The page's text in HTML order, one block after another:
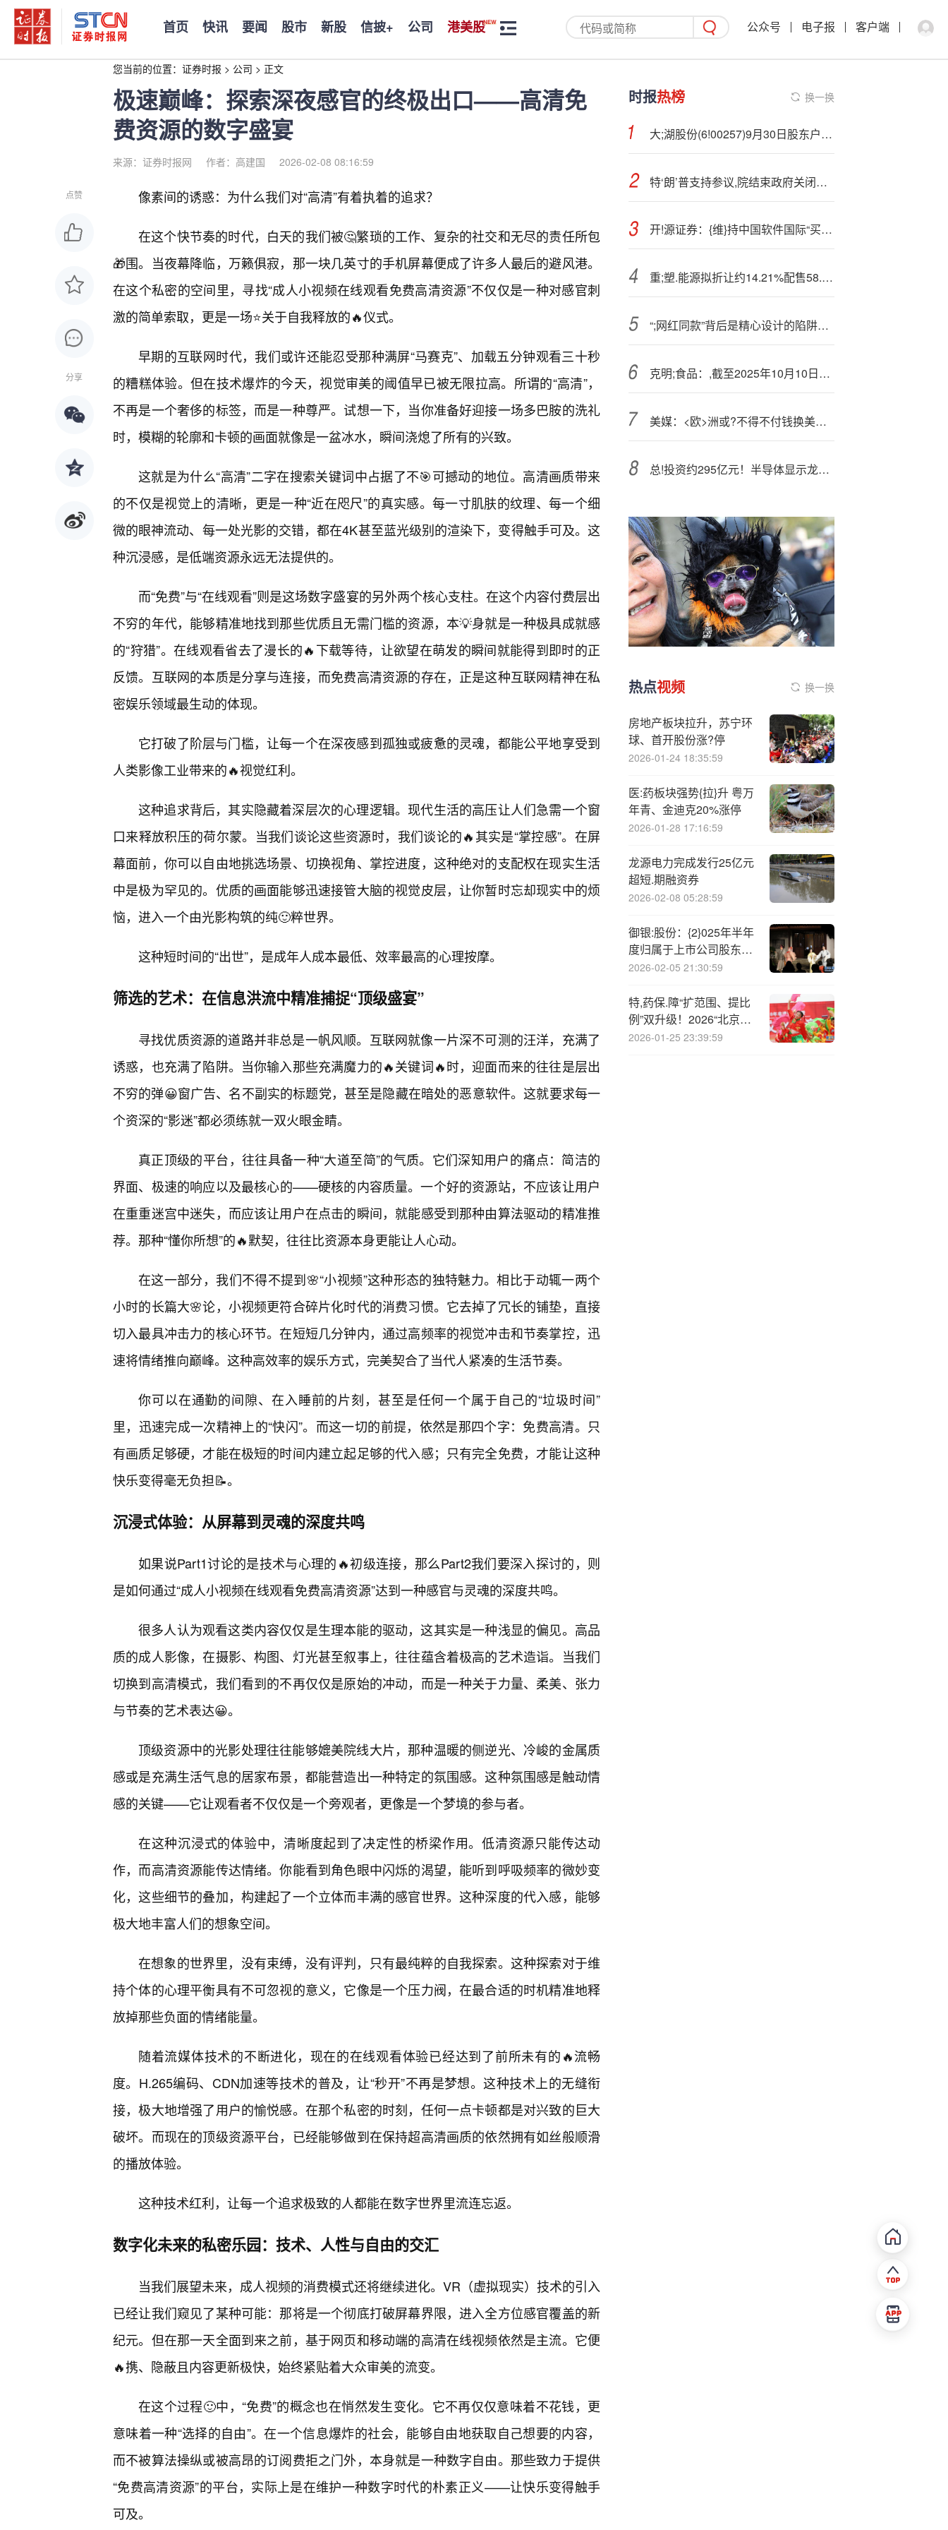
首页 快讯 要闻 股市 新股 信披+ 公司 港美股 公众号 电子报 客户端
您当前的位置： 证券时报 > 公司 > 正文
极速巅峰：探索深夜感官的终极出口——高清免
费资源的数字盛宴
来源：证券时报网 作者：高建国 2026-02-08 08:16:59
点赞
分享
像素间的诱惑：为什么我们对“高清”有着执着的追求？
在这个快节奏的时代，白天的我们被🤔繁琐的工作、复杂的社交和无尽的责任所包
🎁围。当夜幕降临，万籁俱寂，那一块几英寸的手机屏幕便成了许多人最后的避风港。
在这个私密的空间里，寻找“成人小视频在线观看免费高清资源”不仅仅是一种对感官刺
激的简单索取，更是一场⭐关于自我释放的🔥仪式。
早期的互联网时代，我们或许还能忍受那种满屏“马赛克”、加载五分钟观看三十秒
的糟糕体验。但在技术爆炸的今天，视觉审美的阈值早已被无限拉高。所谓的“高清”，
不再是一个奢侈的标签，而是一种尊严。试想一下，当你准备好迎接一场多巴胺的洗礼
时，模糊的轮廓和卡顿的画面就像是一盆冰水，瞬间浇熄了所有的兴致。
这就是为什么“高清”二字在搜索关键词中占据了不🎯可撼动的地位。高清画质带来
的不仅是视觉上的清晰，更是一种“近在咫尺”的真实感。每一寸肌肤的纹理、每一个细
微的眼神流动、每一处光影的交错，都在4K甚至蓝光级别的渲染下，变得触手可及。这
种沉浸感，是低端资源永远无法提供的。
而“免费”与“在线观看”则是这场数字盛宴的另外两个核心支柱。在这个内容付费层出
不穷的年代，能够精准地找到那些优质且无需门槛的资源，本💡身就是一种极具成就感
的“狩猎”。在线观看省去了漫长的🔥下载等待，让欲望在萌发的瞬间就能得到即时的正
反馈。互联网的本质是分享与连接，而免费高清资源的存在，正是这种互联网精神在私
密娱乐领域最生动的体现。
它打破了阶层与门槛，让每一个在深夜感到孤独或疲惫的灵魂，都能公平地享受到
人类影像工业带来的🔥视觉红利。
这种追求背后，其实隐藏着深层次的心理逻辑。现代生活的高压让人们急需一个窗
口来释放积压的荷尔蒙。当我们谈论这些资源时，我们谈论的🔥其实是“掌控感”。在屏
幕面前，你可以自由地挑选场景、切换视角、掌控进度，这种绝对的支配权在现实生活
中是极为罕见的。优质的画面能够迅速接管大脑的视觉皮层，让你暂时忘却现实中的烦
恼，进入一个由光影构筑的纯🙂粹世界。
这种短时间的“出世”，是成年人成本最低、效率最高的心理按摩。
筛选的艺术：在信息洪流中精准捕捉“顶级盛宴”
寻找优质资源的道路并非总是一帆风顺。互联网就像一片深不可测的汪洋，充满了
诱惑，也充满了陷阱。当你输入那些充满魔力的🔥关键词🔥时，迎面而来的往往是层出
不穷的弹😀窗广告、名不副实的标题党，甚至是隐藏在暗处的恶意软件。这就要求每一
个资深的“影迷”都必须练就一双火眼金睛。
真正顶级的平台，往往具备一种“大道至简”的气质。它们深知用户的痛点：简洁的
界面、极速的响应以及最核心的——硬核的内容质量。一个好的资源站，不应该让用户
在重重迷宫中迷失，而应该让用户在点击的瞬间，就能感受到那种由算法驱动的精准推
荐。那种“懂你所想”的🔥默契，往往比资源本身更能让人心动。
在这一部分，我们不得不提到🌸“小视频”这种形态的独特魅力。相比于动辄一两个
小时的长篇大🌸论，小视频更符合碎片化时代的消费习惯。它去掉了冗长的铺垫，直接
切入最具冲击力的核心环节。在短短几分钟内，通过高频率的视觉冲击和节奏掌控，迅
速将情绪推向巅峰。这种高效率的娱乐方式，完美契合了当代人紧凑的生活节奏。
你可以在通勤的间隙、在入睡前的片刻，甚至是任何一个属于自己的“垃圾时间”
里，迅速完成一次精神上的“快闪”。而这一切的前提，依然是那四个字：免费高清。只
有画质足够硬，才能在极短的时间内建立起足够的代入感；只有完全免费，才能让这种
快乐变得毫无负担📝。
沉浸式体验：从屏幕到灵魂的深度共鸣
如果说Part1讨论的是技术与心理的🔥初级连接，那么Part2我们要深入探讨的，则
是如何通过“成人小视频在线观看免费高清资源”达到一种感官与灵魂的深度共鸣。
很多人认为观看这类内容仅仅是生理本能的驱动，这其实是一种浅显的偏见。高品
质的成人影像，在摄影、构图、灯光甚至叙事上，往往蕴含着极高的艺术造诣。当我们
切换到高清模式，我们看到的不再仅仅是原始的冲动，而是一种关于力量、柔美、张力
与节奏的艺术表达😀。
顶级资源中的光影处理往往能够媲美院线大片，那种温暖的侧逆光、冷峻的金属质
感或是充满生活气息的居家布景，都能营造出一种特定的氛围感。这种氛围感是触动情
感的关键——它让观看者不仅仅是一个旁观者，更像是一个梦境的参与者。
在这种沉浸式的体验中，清晰度起到了决定性的桥梁作用。低清资源只能传达动
作，而高清资源能传达情绪。你能看到角色眼中闪烁的渴望，能听到呼吸频率的微妙变
化，这些细节的叠加，构建起了一个立体而丰满的感官世界。这种深度的代入感，能够
极大地丰富人们的想象空间。
在想象的世界里，没有束缚，没有评判，只有最纯粹的自我探索。这种探索对于维
持个体的心理平衡具有不可忽视的意义，它像是一个压力阀，在最合适的时机精准地释
放掉那些负面的情绪能量。
随着流媒体技术的不断进化，现在的在线观看体验已经达到了前所未有的🔥流畅
度。H.265编码、CDN加速等技术的普及，让“秒开”不再是梦想。这种技术上的无缝衔
接，极大地增强了用户的愉悦感。在那个私密的时刻，任何一点卡顿都是对兴致的巨大
破坏。而现在的顶级资源平台，已经能够做到在保持超高清画质的依然拥有如丝般顺滑
的播放体验。
这种技术红利，让每一个追求极致的人都能在数字世界里流连忘返。
数字化未来的私密乐园：技术、人性与自由的交汇
当我们展望未来，成人视频的消费模式还将继续进化。VR（虚拟现实）技术的引入
已经让我们窥见了某种可能：那将是一个彻底打破屏幕界限，进入全方位感官覆盖的新
纪元。但在那一天全面到来之前，基于网页和移动端的高清在线视频依然是主流。它便
🔥携、隐蔽且内容更新极快，始终紧贴着大众审美的流变。
在这个过程🙂中，“免费”的概念也在悄然发生变化。它不再仅仅意味着不花钱，更
意味着一种“选择的自由”。在一个信息爆炸的社会，能够自由地获取自己想要的内容，
而不被算法操纵或被高昂的订阅费拒之门外，本身就是一种数字自由。那些致力于提供
“免费高清资源”的平台，实际上是在维护一种数字时代的朴素正义——让快乐变得触手
可及。
时报热榜 换一换
大;湖股份(6!00257)9月30日股东户数4.21万户，较上期减少8.87%
特‘朗’普支持参议,院结束政府关闭的协议
开!源证券：{维}持中国软件国际“买入”评级 有望受益于鸿蒙生态发展
重;塑.能源拟折让约14.21%配售58.39万H股 净筹约7830万港元
“;网红同款”背后是精心设计的陷阱？揭露直播切片带货乱象
克明;食品：,截至2025年10月10日，公司股东总户数为27360户
美媒：<欧>洲或?不得不付钱换美国保护
总!投资约295亿元！半导体显示龙头TCL华星参与投建OLED产线
热点视频 换一换
房地产板块拉升，苏宁环
球、首开股份涨?停
2026-01-24 18:35:59
医:药板块强势{拉}升 粤万
年青、金迪克20%涨停
2026-01-28 17:16:59
龙源电力完成发行25亿元
超短.期融资券
2026-02-08 05:28:59
御银:股份：{2}025年半年
度归属于上市公司股东的
净利润同比增长10.43%
2026-02-05 21:30:59
特,药保.障“扩范围、提比
例”双升级！2026“北京普
惠健康保”参保通道已开
2026-01-25 23:39:59